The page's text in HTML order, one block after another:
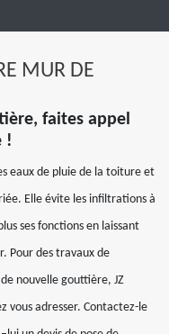
MUR DE
faites appel
!
eaux de pluie de la toiture et
Elle évite les infiltrations à
ses fonctions en laissant
Pour des travaux de
nouvelle gouttière, JZ
vous adresser. Contactez-le